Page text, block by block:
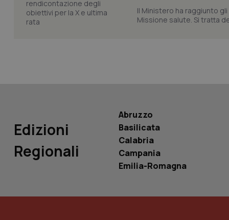
Il Ministero ha raggiunto
Missione salute. Si tratta
Edizioni
Regionali
Abruzzo
Basilicata
Calabria
Campania
Emilia-RomagnaROLLOUT_TOKEN